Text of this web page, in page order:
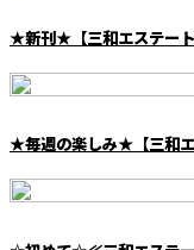
★新刊★【三和エステート
★毎週の楽しみ★【三和エ